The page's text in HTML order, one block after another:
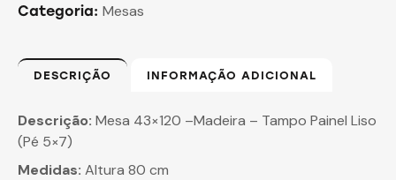
Categoria: Mesas
DESCRIÇÃO INFORMAÇÃO ADICIONAL
Descrição: Mesa 43×120 –Madeira – Tampo Painel Liso
(Pé 5×7)
Medidas: Altura 80 cm